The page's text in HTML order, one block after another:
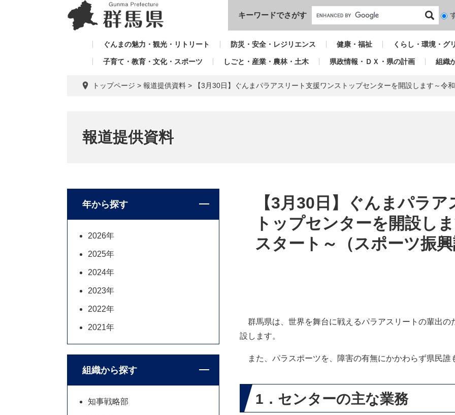
本文へ
キーワードでさがす
検
対
ぐんまの魅力・観光・リトリート 防災・安全・レジリエンス 健康・福祉 くらし・環境・グ
子育て・教育・文化・スポーツ しごと・産業・農林・土木 県政情報・ＤＸ・県の計画 組織
トップページ > 報道提供資料 > 【3月30日】ぐんまパラアスリート支援ワンストップセンターを開設します～令
報道提供資料
【3月30日】ぐんまパラ
トップセンターを開設し
スタート～（スポーツ振
群馬県は、世界を舞台に戦えるパラアスリートの輩出の
設します。
また、パラスポーツを、障害の有無にかかわらず県民誰
1．センターの主な業務
年から探す
2026年
2025年
2024年
2023年
2022年
2021年
組織から探す
知事戦略部